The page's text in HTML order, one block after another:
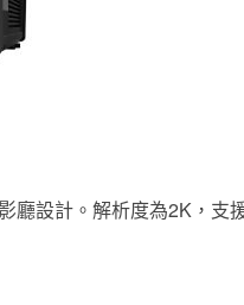
廳設計。解析度為2K，支